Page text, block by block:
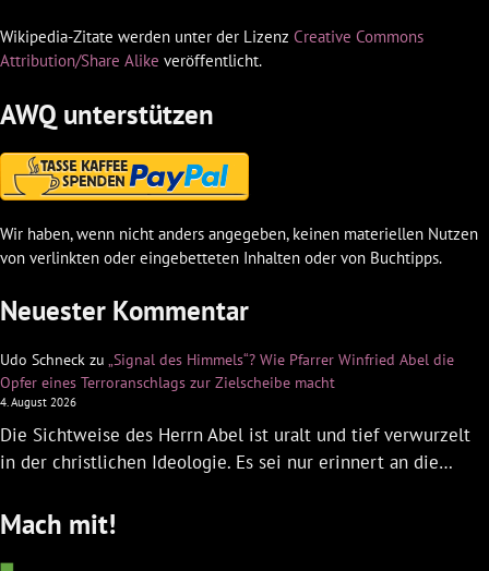
Wikipedia-Zitate werden unter der Lizenz Creative Commons
Attribution/Share Alike veröffentlicht.
AWQ unterstützen
Wir haben, wenn nicht anders angegeben, keinen materiellen Nutzen
von verlinkten oder eingebetteten Inhalten oder von Buchtipps.
Neuester Kommentar
Udo Schneck zu „Signal des Himmels“? Wie Pfarrer Winfried Abel die
Opfer eines Terroranschlags zur Zielscheibe macht
4. August 2026
Die Sichtweise des Herrn Abel ist uralt und tief verwurzelt
in der christlichen Ideologie. Es sei nur erinnert an die…
Mach mit!